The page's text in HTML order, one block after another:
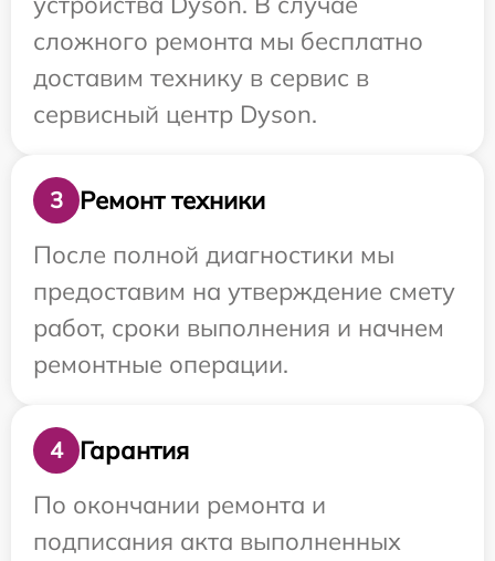
сложного ремонта мы бесплатно
доставим технику в сервис в
сервисный центр Dyson.
3
Ремонт техники
После полной диагностики мы
предоставим на утверждение смету
работ, сроки выполнения и начнем
ремонтные операции.
4
Гарантия
По окончании ремонта и
подписания акта выполненных